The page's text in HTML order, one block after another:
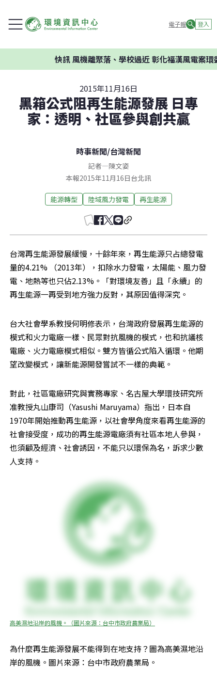
電子報 登入
風機離聚落、學校過近 彰化福漢風電案環委建
2015年11月16日
黑箱公式阻再生能源發展 日專
家：透明、社區參與創共贏
時事新聞/台灣新聞
記者—陳文姿
本報2015年11月16日台北訊
能源轉型 陸域風力發電 再生能源
台灣再生能源發展緩慢，十餘年來，再生能源只占總發電
量的4.21% （2013年），扣除水力發電，太陽能、風力發
電、地熱等也只佔2.13%。「對環境友善」且「永續」的
再生能源一再受到地方強力反對，其原因值得深究。
台大社會學系教授何明修表示，台灣政府發展再生能源的
模式和火力電廠一樣、民眾對抗風機的模式，也和抗議核
電廠、火力電廠模式相似。雙方皆循公式陷入循環。他期
望改變模式，讓新能源開發嘗試不一樣的典範。
對此，社區電廠研究與實務專家、名古屋大學環技研究所
准教授丸山康司（Yasushi Maruyama）指出，日本自
1970年開始推動再生能源，以社會學角度來看再生能源的
社會接受度，成功的再生能源電廠須有社區本地人參與，
也須顧及經濟、社會誘因，不能只以環保為名，訴求少數
人支持。
高美濕地沿岸的風機。（圖片來源：台中市政府農業局）
為什麼再生能源發展不能得到在地支持？圖為高美濕地沿
岸的風機。圖片來源：台中市政府農業局。